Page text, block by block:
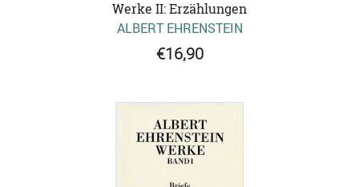
Werke II: Erzählungen
ALBERT EHRENSTEIN
€16,90